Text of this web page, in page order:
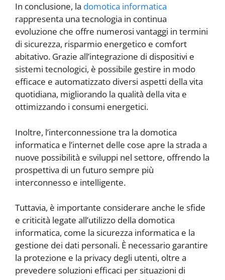
In conclusione, la domotica informatica
rappresenta una tecnologia in continua
evoluzione che offre numerosi vantaggi in termini
di sicurezza, risparmio energetico e comfort
abitativo. Grazie all’integrazione di dispositivi e
sistemi tecnologici, è possibile gestire in modo
efficace e automatizzato diversi aspetti della vita
quotidiana, migliorando la qualità della vita e
ottimizzando i consumi energetici.
Inoltre, l’interconnessione tra la domotica
informatica e l’internet delle cose apre la strada a
nuove possibilità e sviluppi nel settore, offrendo la
prospettiva di un futuro sempre più
interconnesso e intelligente.
Tuttavia, è importante considerare anche le sfide
e criticità legate all’utilizzo della domotica
informatica, come la sicurezza informatica e la
gestione dei dati personali. È necessario garantire
la protezione e la privacy degli utenti, oltre a
prevedere soluzioni efficaci per situazioni di